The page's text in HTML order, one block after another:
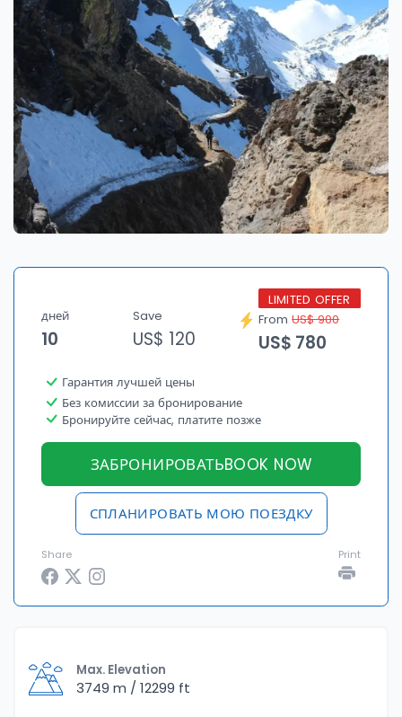
дней
10
Save
US$ 120
LIMITED OFFER
FromUS$ 900
US$ 780
Гарантия лучшей цены
Без комиссии за бронирование
Бронируйте сейчас, платите позже
ЗАБРОНИРОВАТЬBOOK NOW
СПЛАНИРОВАТЬ МОЮ ПОЕЗДКУ
Share Print
Max. Elevation
3749 m / 12299 ft